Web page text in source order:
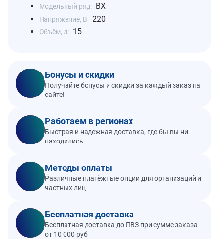
Модельный ряд: BX
Напряжение, В: 220
Объём, л: 15
Бонусы и скидки
Получайте бонусы и скидки за каждый заказ на
сайте!
Работаем в регионах
Быстрая и надежная доставка, где бы вы ни
находились.
Методы оплаты
Различные платёжные опции для организаций и
частных лиц
Бесплатная доставка
Бесплатная доставка до ПВЗ при сумме заказа
от 10 000 руб